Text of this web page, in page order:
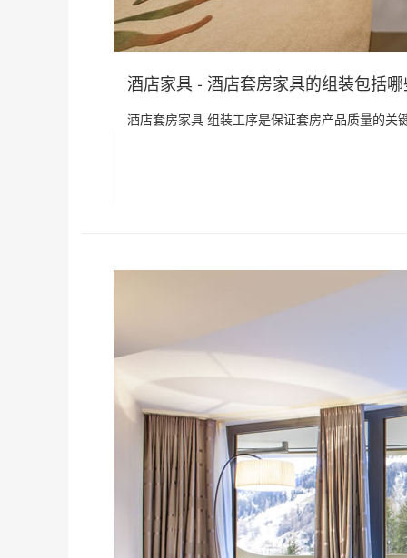
酒店家具 - 酒店套房家具的组装包括
酒店套房家具 组装工序是保证套房产品质量的